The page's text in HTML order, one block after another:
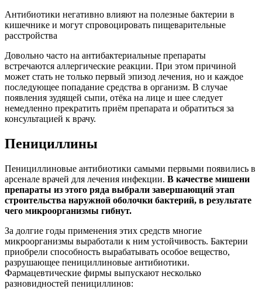
Антибиотики негативно влияют на полезные бактерии в
кишечнике и могут спровоцировать пищеварительные
расстройства
Довольно часто на антибактериальные препараты
встречаются аллергические реакции. При этом причиной
может стать не только первый эпизод лечения, но и каждое
последующее попадание средства в организм. В случае
появления зудящей сыпи, отёка на лице и шее следует
немедленно прекратить приём препарата и обратиться за
консультацией к врачу.
Пенициллины
Пенициллиновые антибиотики самыми первыми появились в
арсенале врачей для лечения инфекции. В качестве мишени
препараты из этого ряда выбрали завершающий этап
строительства наружной оболочки бактерий, в результате
чего микроорганизмы гибнут.
За долгие годы применения этих средств многие
микроорганизмы выработали к ним устойчивость. Бактерии
приобрели способность вырабатывать особое вещество,
разрушающее пенициллиновые антибиотики.
Фармацевтические фирмы выпускают несколько
разновидностей пенициллинов: